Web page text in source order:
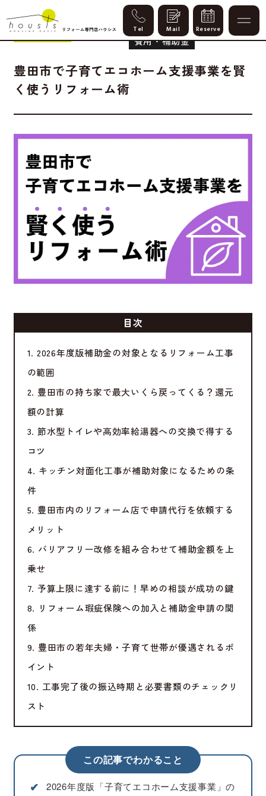
Column 2026.06.23
暮らし改善
水まわり
費用・補助金
豊田市で子育てエコホーム支援事業を賢
く使うリフォーム術
目次
1. 2026年度版補助金の対象となるリフォーム工事
の範囲
2. 豊田市の持ち家で最大いくら戻ってくる？還元
額の計算
3. 節水型トイレや高効率給湯器への交換で得する
コツ
4. キッチン対面化工事が補助対象になるための条
件
5. 豊田市内のリフォーム店で申請代行を依頼する
メリット
6. バリアフリー改修を組み合わせて補助金額を上
乗せ
7. 予算上限に達する前に！早めの相談が成功の鍵
8. リフォーム瑕疵保険への加入と補助金申請の関
係
9. 豊田市の若年夫婦・子育て世帯が優遇されるポ
イント
10. 工事完了後の振込時期と必要書類のチェックリ
スト
この記事でわかること
✔︎ 2026年度版「子育てエコホーム支援事業」の